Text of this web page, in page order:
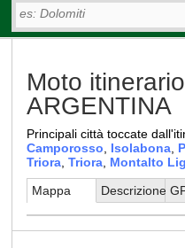
Moto
ARGENTINA
Principali città toccate
Camporosso
Isolabona
Triora ,Triora Montalto
Mappa
Descrizione